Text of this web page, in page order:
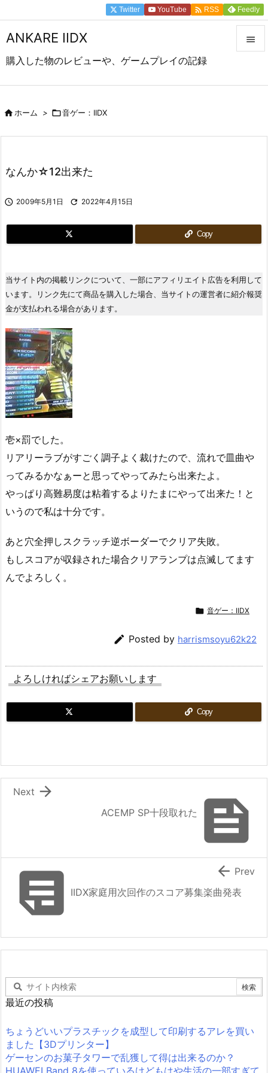
ANKARE IIDX
購入した物のレビューや、ゲームプレイの記録

Twitter YouTube  RSS Feedly
ホーム > 音ゲー：IIDX
なんか☆12出来た
 2009年5月1日  2022年4月15日
Copy
当サイト内の掲載リンクについて、一部にアフィリエイト広告を利用して
います。リンク先にて商品を購入した場合、当サイトの運営者に紹介報奨
金が支払われる場合があります。
壱×罰でした。
リアリーラブがすごく調子よく裁けたので、流れで皿曲や
ってみるかなぁーと思ってやってみたら出来たよ。
やっぱり高難易度は粘着するよりたまにやって出来た！と
いうので私は十分です。
あと穴全押しスクラッチ逆ボーダーでクリア失敗。
もしスコアが収録された場合クリアランプは点滅してます
んでよろしく。
 音ゲー：IIDX
 Posted by harrismsoyu62k22
よろしければシェアお願いします
Copy

ACEMP SP十段取れた

Next
IIDX家庭用次回作のスコア募集楽曲発表
 Prev
最近の投稿
ちょうどいいプラスチックを成型して印刷するアレを買い
ました【3Dプリンター】
ゲーセンのお菓子タワーで乱獲して得は出来るのか？
HUAWEI Band 8を使っているけどもはや生活の一部すぎて